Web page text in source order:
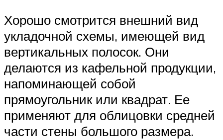
Хорошо смотрится внешний вид
укладочной схемы, имеющей вид
вертикальных полосок. Они
делаются из кафельной продукции,
напоминающей собой
прямоугольник или квадрат. Ее
применяют для облицовки средней
части стены большого размера.